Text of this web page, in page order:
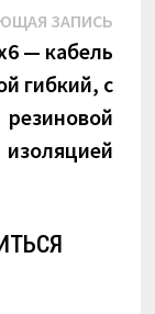
ЗАПИСЬ
— кабель
гибкий, с
резиновой
изоляцией